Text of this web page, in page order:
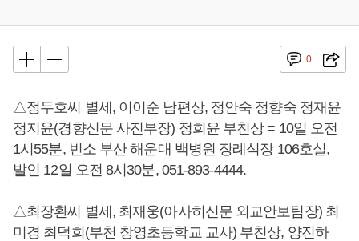
0
△정두호씨 별세, 이이순 남편상, 정안숙 정향숙 정재윤
정지윤(경향신문 사진부장) 정희윤 부친상 = 10일 오전
1시55분, 빈소 부산 해운대 백병원 장례식장 106호실,
발인 12일 오전 8시30분, 051-893-4444.
△최장환씨 별세, 최재웅(아사히신문 외교안보팀장) 최
미경 최덕희(부천 창영초등학교 교사) 부친상, 양진하